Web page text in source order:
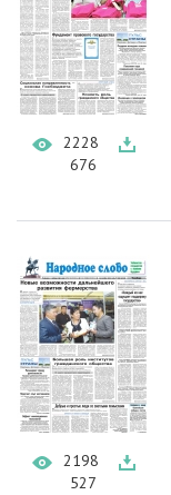
2228
676
2198
527